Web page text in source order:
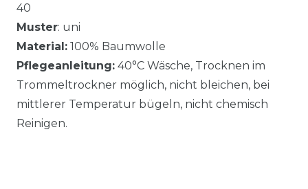
40
Muster: uni
Material: 100% Baumwolle
Pflegeanleitung: 40°C Wäsche, Trocknen im
Trommeltrockner möglich, nicht bleichen, bei
mittlerer Temperatur bügeln, nicht chemisch
Reinigen.